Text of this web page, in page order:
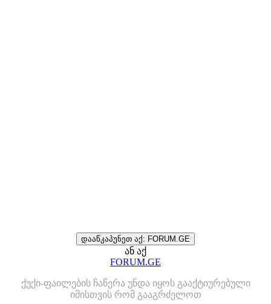
დააწკაპუნეთ აქ: FORUM.GE
ან აქ
FORUM.GE
ქუქი-ფაილების ჩაწერა უნდა იყოს გააქტიურებული
იმისთვის რომ გააგრძელოთ